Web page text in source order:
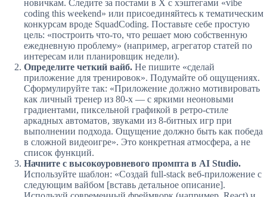
новичкам. Следите за постами в X с хэштегами «vibe
coding this weekend» или присоединяйтесь к тематическим
конкурсам вроде SquadCoding. Поставьте себе простую
цель: «построить что-то, что решает мою собственную
ежедневную проблему» (например, агрегатор статей по
интересам или планировщик недели).
Определите четкий вайб. Не пишите «сделай
приложение для тренировок». Подумайте об ощущениях.
Сформулируйте так: «Приложение должно мотивировать
как личный тренер из 80-х — с яркими неоновыми
градиентами, пиксельной графикой в ретро-стиле
аркадных автоматов, звуками из 8-битных игр при
выполнении подхода. Ощущение должно быть как победа
в сложной видеоигре». Это конкретная атмосфера, а не
список функций.
Начните с высокоуровневого промпта в AI Studio.
Используйте шаблон: «Создай full-stack веб-приложение с
следующим вайбом [вставь детальное описание].